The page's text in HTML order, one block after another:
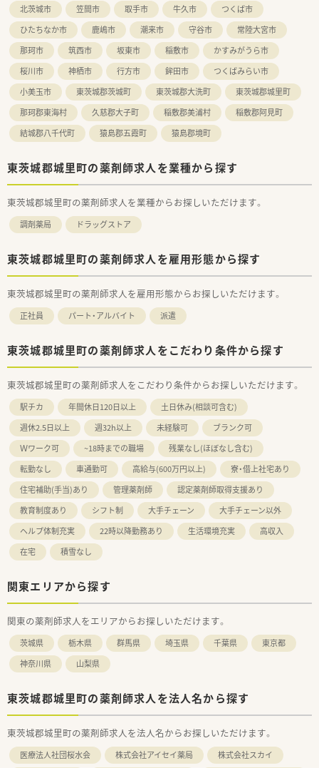
北茨城市 笠間市 取手市 牛久市
つくば市
ひたちなか市
鹿嶋市 潮来市 守谷市
常陸大宮市
那珂市
筑西市 坂東市 稲敷市
かすみがうら市
桜川市
神栖市 行方市 鉾田市
つくばみらい市
小美玉市
東茨城郡茨城町 東茨城郡大洗町
東茨城郡城里町
那珂郡東海村
久慈郡大子町 稲敷郡美浦村
稲敷郡阿見町
結城郡八千代町
猿島郡五霞町 猿島郡境町
東茨城郡城里町の薬剤師求人を業種から探す
東茨城郡城里町の薬剤師求人を業種からお探しいただけます。
調剤薬局 ドラッグストア
東茨城郡城里町の薬剤師求人を雇用形態から探す
東茨城郡城里町の薬剤師求人を雇用形態からお探しいただけます。
正社員 パート・アルバイト 派遣
東茨城郡城里町の薬剤師求人をこだわり条件から探す
東茨城郡城里町の薬剤師求人をこだわり条件からお探しいただけます。
駅チカ 年間休日120日以上
土日休み(相談可含む)
週休2.5日以上
週32h以上 未経験可
ブランク可
Ｗワーク可
~18時までの職場
残業なし(ほぼなし含む)
転勤なし
車通勤可 高給与(600万円以上)
寮・借上社宅あり
住宅補助(手当)あり
管理薬剤師
認定薬剤師取得支援あり
教育制度あり
シフト制 大手チェーン
大手チェーン以外
ヘルプ体制充実
22時以降勤務あり 生活環境充実
高収入
在宅
積雪なし
関東エリアから探す
関東の薬剤師求人をエリアからお探しいただけます。
茨城県 栃木県 群馬県 埼玉県 千葉県
東京都
神奈川県
山梨県
東茨城郡城里町の薬剤師求人を法人名から探す
東茨城郡城里町の薬剤師求人を法人名からお探しいただけます。
医療法人社団桜水会 株式会社アイセイ薬局
株式会社スカイ